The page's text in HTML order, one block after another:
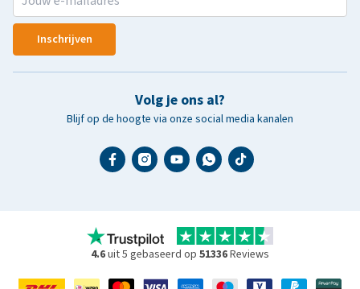
Inschrijven
Volg je ons al?
Blijf op de hoogte via onze social media kanalen
4.6uit 5 gebaseerd op 51336Reviews